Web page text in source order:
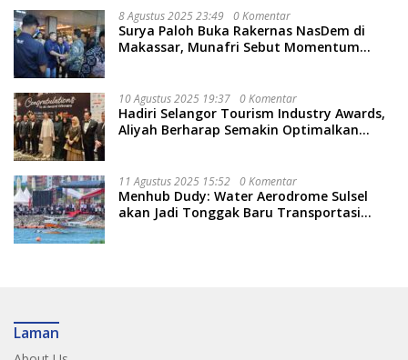
8 Agustus 2025 23:49 0 Komentar
Surya Paloh Buka Rakernas NasDem di
Makassar, Munafri Sebut Momentum
10 Agustus 2025 19:37 0 Komentar
Hadiri Selangor Tourism Industry Awards,
Aliyah Berharap Semakin Optimalkan
11 Agustus 2025 15:52 0 Komentar
Menhub Dudy: Water Aerodrome Sulsel
akan Jadi Tonggak Baru Transportasi
Laman